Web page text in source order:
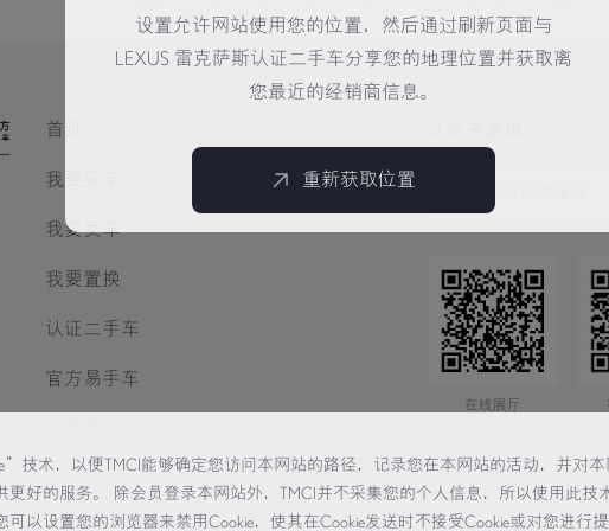
技术，以便TMCI能够确定您访问本网站的路径，记录您在本网站的活动，并对
更好的服务。 除会员登录本网站外，TMCI并不采集您的个人信息，所以使用此技
以设置您的浏览器来禁用Cookie，使其在Cookie发送时不接受Cookie或对您进行
设置允许网站使用您的位置，然后通过刷新页面与
LEXUS 雷克萨斯认证二手车分享您的地理位置并获取离
您最近的经销商信息。
重新获取位置
首页
我要买车
我要卖车
我要置换
认证二手车
官方易手车
在线展厅